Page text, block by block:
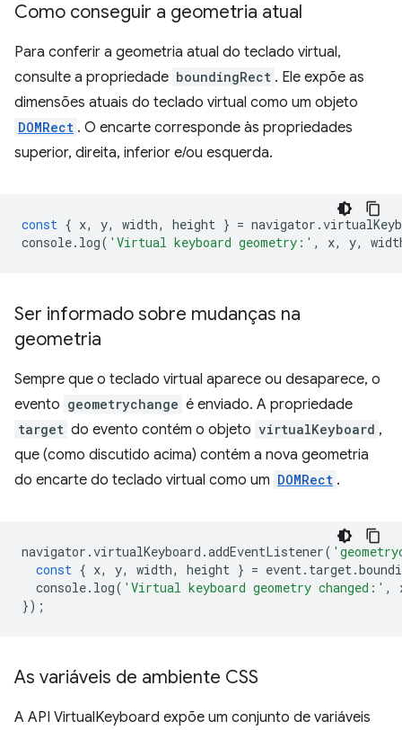
Como conseguir a geometria atual
Para conferir a geometria atual do teclado virtual,
consulte a propriedade boundingRect . Ele expõe as
dimensões atuais do teclado virtual como um objeto
DOMRect . O encarte corresponde às propriedades
superior, direita, inferior e/ou esquerda.
const { x, y, width, height } = navigator .
console. log( 'Virtual keyboard geometry:' , x, y,
Ser informado sobre mudanças na
geometria
Sempre que o teclado virtual aparece ou desaparece, o
evento geometrychange é enviado. A propriedade
target do evento contém o objeto virtualKeyboard ,
que (como discutido acima) contém a nova geometria
do encarte do teclado virtual como um DOMRect .
navigator .virtualKeyboard .addEventListener(
const { x, y, width, height } = event. target.
console. log( 'Virtual keyboard geometry changed:' ,
});
As variáveis de ambiente CSS
A API VirtualKeyboard expõe um conjunto de variáveis